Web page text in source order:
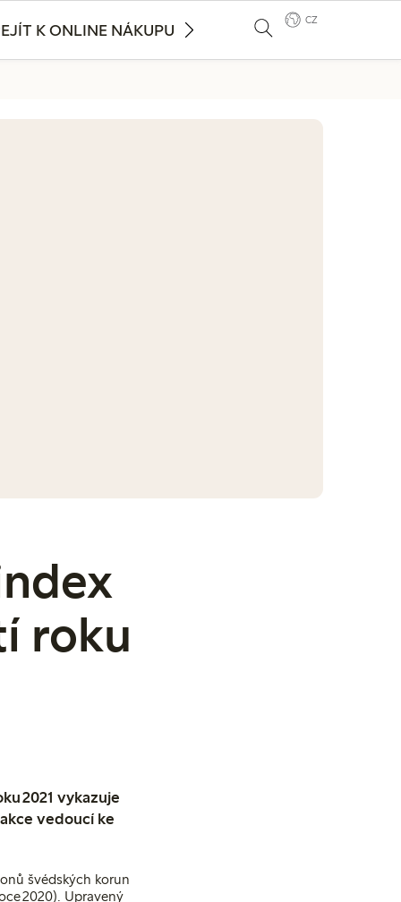
K ONLINE NÁKUPU
CZ
roku
2021 vykazuje
vedoucí ke
švédských korun
2020). Upravený